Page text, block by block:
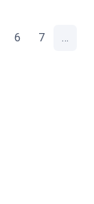
6 7 …